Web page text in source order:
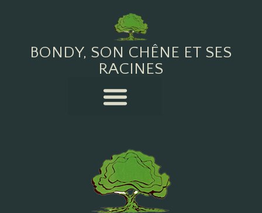
BONDY, SON CHÊNE ET SES
RACINES